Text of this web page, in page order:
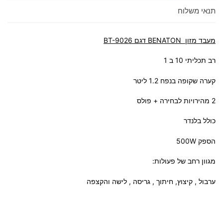
תנאי משלוח
מעבד מזון BENATON דגם BT-9026
רב תכליתי 10 ב 1
קערה שקופה בנפח 1.2 ליטר
2 מהירויות לבחירה + פולס
כולל בלנדר
הספק 500W
מגוון רחב של פעולות:
ערבול , קיצוץ, חיתוך , גריסה , לישה והקצפה